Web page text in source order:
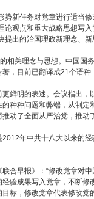
新任务对党章进行适当
观点和重大战略思想写
提出的治国理政新理念、新
相关理念与思想。中国国
，目前已翻译成21个语种
鲜明的表述。会议指出，
种种问题和弊端，从制定
动了全面从严治党，推动
年中共十八大以来的
合早报》：“修改党章对
验成果写入党章，不断修
标，修改党章代表修改党